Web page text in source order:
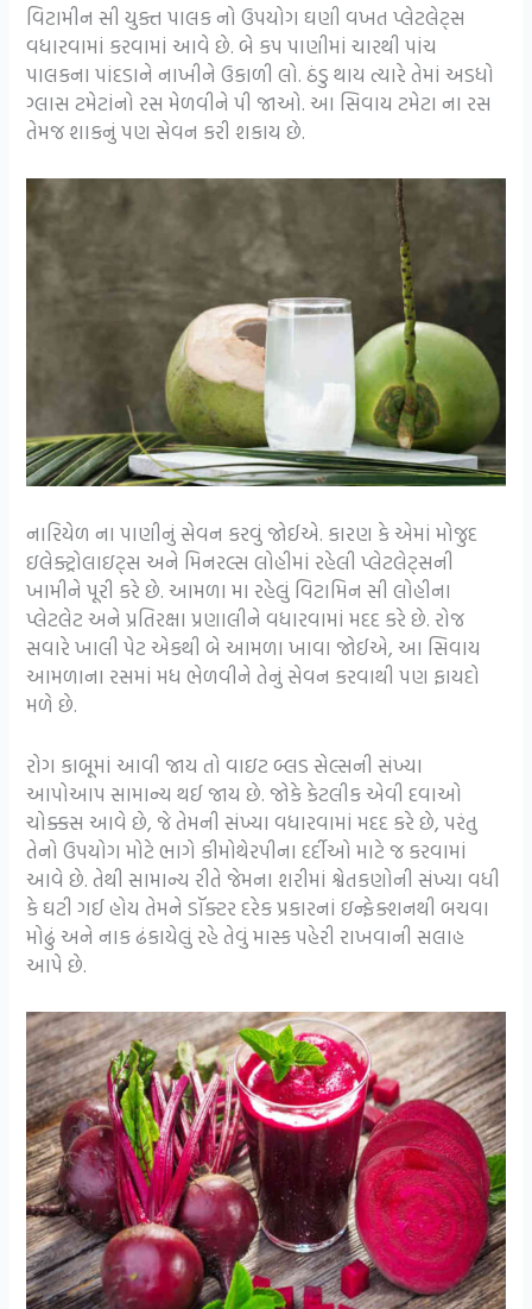
વિટામીન સી યુક્ત પાલક નો ઉપયોગ ઘણી વખત પ્લેટલેટ્સ
વધારવામાં કરવામાં આવે છે. બે કપ પાણીમાં ચારથી પાંચ
પાલકના પાંદડાને નાખીને ઉકાળી લો. ઠંડુ થાય ત્યારે તેમાં અડધો
ગ્લાસ ટમેટાંનો રસ મેળવીને પી જાઓ. આ સિવાય ટમેટા ના રસ
તેમજ શાકનું પણ સેવન કરી શકાય છે.
નારિયેળ ના પાણીનું સેવન કરવું જોઈએ. કારણ કે એમાં મોજુદ
ઇલેક્ટ્રોલાઇટ્સ અને મિનરલ્સ લોહીમાં રહેલી પ્લેટલેટ્સની
ખામીને પૂરી કરે છે. આમળા મા રહેલું વિટામિન સી લોહીના
પ્લેટલેટ અને પ્રતિરક્ષા પ્રણાલીને વધારવામાં મદદ કરે છે. રોજ
સવારે ખાલી પેટ એકથી બે આમળા ખાવા જોઈએ, આ સિવાય
આમળાના રસમાં મધ ભેળવીને તેનું સેવન કરવાથી પણ ફાયદો
મળે છે.
રોગ કાબૂમાં આવી જાય તો વાઇટ બ્લડ સેલ્સની સંખ્યા
આપોઆપ સામાન્ય થઈ જાય છે. જોકે કેટલીક એવી દવાઓ
ચોક્કસ આવે છે, જે તેમની સંખ્યા વધારવામાં મદદ કરે છે, પરંતુ
તેનો ઉપયોગ મોટે ભાગે કીમોથેરપીના દર્દીઓ માટે જ કરવામાં
આવે છે. તેથી સામાન્ય રીતે જેમના શરીમાં શ્વેતકણોની સંખ્યા વધી
કે ઘટી ગઈ હોય તેમને ડૉક્ટર દરેક પ્રકારનાં ઇન્ફેક્શનથી બચવા
મોઢું અને નાક ઢંકાયેલું રહે તેવું માસ્ક પહેરી રાખવાની સલાહ
આપે છે.